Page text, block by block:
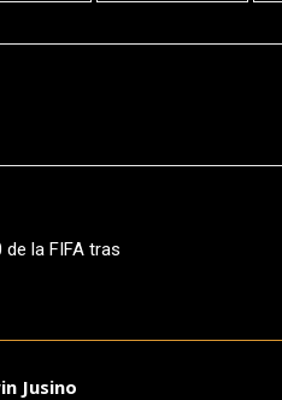
la FIFA tras
Jusino